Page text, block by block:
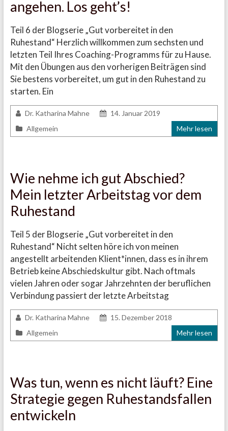
angehen. Los geht’s!
Teil 6 der Blogserie „Gut vorbereitet in den
Ruhestand“ Herzlich willkommen zum sechsten und
letzten Teil Ihres Coaching-Programms für zu Hause.
Mit den Übungen aus den vorherigen Beiträgen sind
Sie bestens vorbereitet, um gut in den Ruhestand zu
starten. Ein
Dr. Katharina Mahne
14. Januar 2019
Allgemein
Mehr lesen
Wie nehme ich gut Abschied?
Mein letzter Arbeitstag vor dem
Ruhestand
Teil 5 der Blogserie „Gut vorbereitet in den
Ruhestand“ Nicht selten höre ich von meinen
angestellt arbeitenden Klient*innen, dass es in ihrem
Betrieb keine Abschiedskultur gibt. Nach oftmals
vielen Jahren oder sogar Jahrzehnten der beruflichen
Verbindung passiert der letzte Arbeitstag
Dr. Katharina Mahne
15. Dezember 2018
Allgemein
Mehr lesen
Was tun, wenn es nicht läuft? Eine
Strategie gegen Ruhestandsfallen
entwickeln